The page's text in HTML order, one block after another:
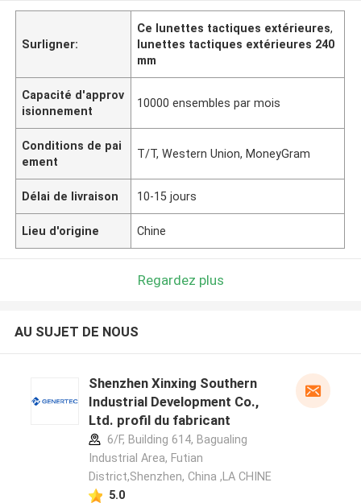
Surligner:
Ce lunettes tactiques extérieures,
lunettes tactiques extérieures 240
mm
Capacité d'approv
isionnement
10000 ensembles par mois
Conditions de pai
ement
T/T, Western Union, MoneyGram
Délai de livraison 10-15 jours
Lieu d'origine Chine
Regardez plus
AU SUJET DE NOUS
Shenzhen Xinxing Southern
Industrial Development Co.,
Ltd. profil du fabricant
6/F, Building 614, Bagualing
Industrial Area, Futian
District,Shenzhen, China ,LA CHINE
5.0